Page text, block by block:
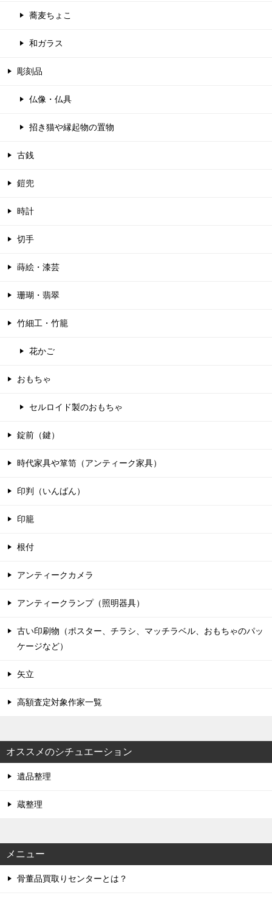
蕎麦ちょこ
和ガラス
彫刻品
仏像・仏具
招き猫や縁起物の置物
古銭
鎧兜
時計
切手
蒔絵・漆芸
珊瑚・翡翠
竹細工・竹籠
花かご
おもちゃ
セルロイド製のおもちゃ
錠前（鍵）
時代家具や箪笥（アンティーク家具）
印判（いんばん）
印籠
根付
アンティークカメラ
アンティークランプ（照明器具）
古い印刷物（ポスター、チラシ、マッチラベル、おもちゃのパッ
ケージなど）
矢立
高額査定対象作家一覧
オススメのシチュエーション
遺品整理
蔵整理
メニュー
骨董品買取りセンターとは？